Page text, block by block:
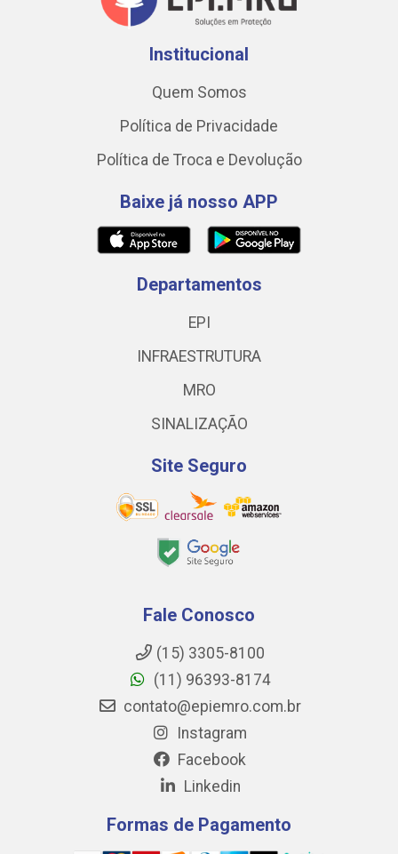
Institucional
Quem Somos
Política de Privacidade
Política de Troca e Devolução
Baixe já nosso APP
Departamentos
EPI
INFRAESTRUTURA
MRO
SINALIZAÇÃO
Site Seguro
Fale Conosco
(15) 3305-8100
(11) 96393-8174
contato@epiemro.com.br
Instagram
Facebook
Linkedin
Formas de Pagamento